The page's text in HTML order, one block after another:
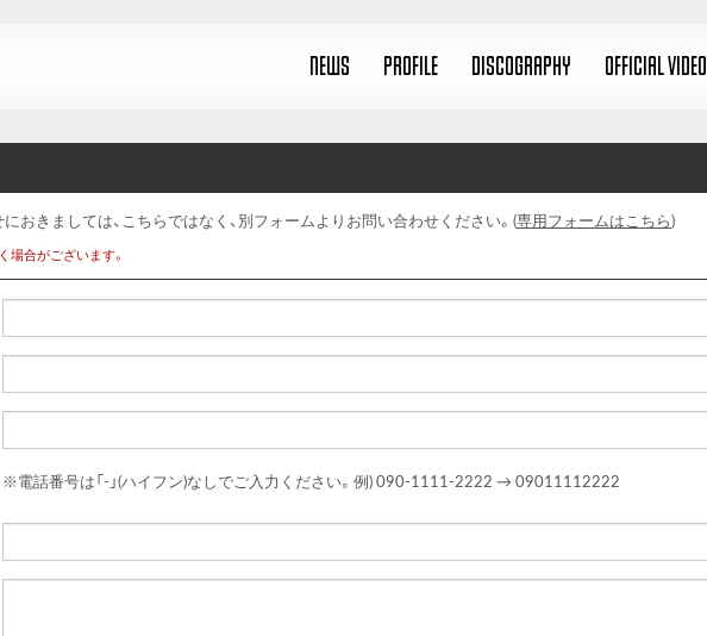
NEWS PROFILE DISCOGRAPHY OFFICIAL VIDEO
おきましては、こちらではなく、別フォームよりお問い合わせください。(専用フォームはこちら)
場合がございます。
※電話番号は「-」(ハイフン)なしでご入力ください。 例) 090-1111-2222 → 09011112222